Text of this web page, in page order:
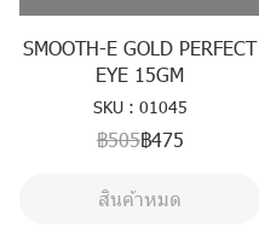
SMOOTH-E GOLD PERFECT
EYE 15GM
SKU : 01045
฿505฿475
สินค้าหมด